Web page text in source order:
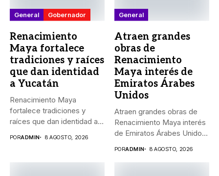
General Gobernador
Renacimiento
Maya fortalece
tradiciones y raíces
que dan identidad
a Yucatán
Renacimiento Maya
fortalece tradiciones y
raíces que dan identidad a
PORADMIN 8 AGOSTO, 2026
General
Atraen grandes
obras de
Renacimiento
Maya interés de
Emiratos Árabes
Unidos
Atraen grandes obras de
Renacimiento Maya interés
de Emiratos Árabes Unidos
PORADMIN 8 AGOSTO, 2026